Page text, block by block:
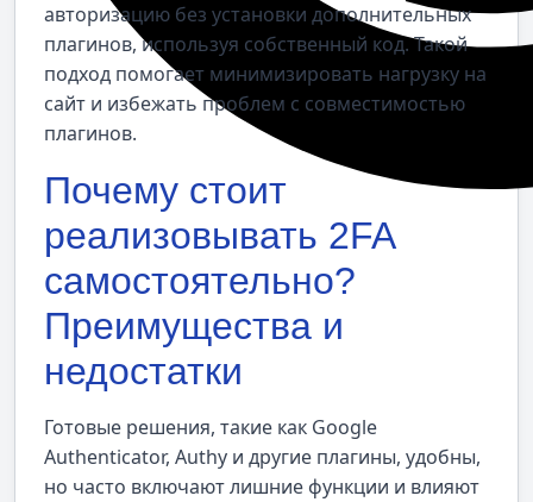
авторизацию без установки дополнительных
плагинов, используя собственный код. Такой
подход помогает минимизировать нагрузку на
сайт и избежать проблем с совместимостью
плагинов.
Почему стоит
реализовывать 2FA
самостоятельно?
Преимущества и
недостатки
Готовые решения, такие как Google
Authenticator, Authy и другие плагины, удобны,
но часто включают лишние функции и влияют